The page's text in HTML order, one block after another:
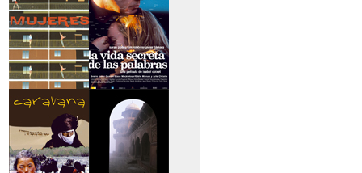
>Serie mujeres
>La vida secreta de
las palabras